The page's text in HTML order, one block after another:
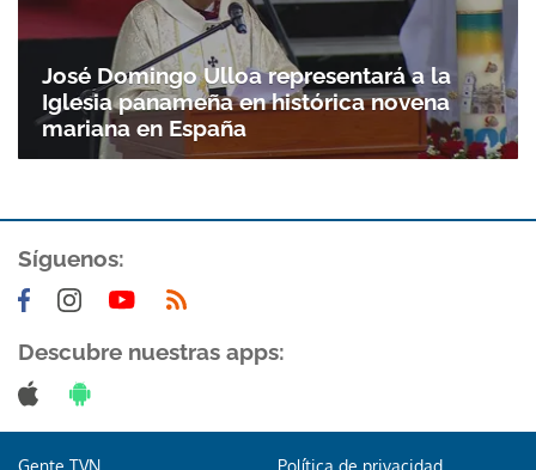
José Domingo Ulloa representará a la
Iglesia panameña en histórica novena
mariana en España
Síguenos:
Descubre nuestras apps: